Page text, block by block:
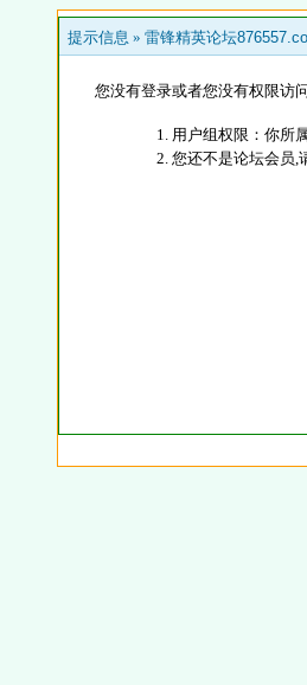
提示信息 » 雷锋精英论坛
您没有登录或者您没有权限访
用户组权限：你所
您还不是论坛会员,